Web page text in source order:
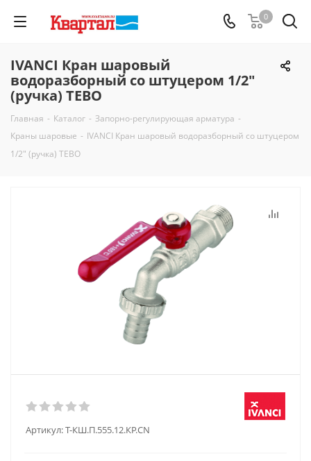
0
IVANCI Кран шаровый
водоразборный со штуцером 1/2"
(ручка) TEBO
Главная - Каталог - Запорно-регулирующая арматура -
Краны шаровые - IVANCI Кран шаровый водоразборный со штуцером
1/2" (ручка) TEBO
Артикул:T-КШ.П.555.12.КР.CN